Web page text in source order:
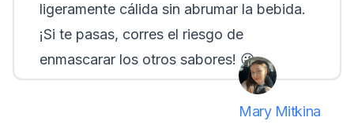
ligeramente cálida sin abrumar la bebida.
¡Si te pasas, corres el riesgo de
enmascarar los otros sabores! 😜
Mary Mitkina